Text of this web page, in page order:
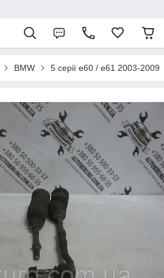
BMW 5 серії e60 / e61 2003-2009